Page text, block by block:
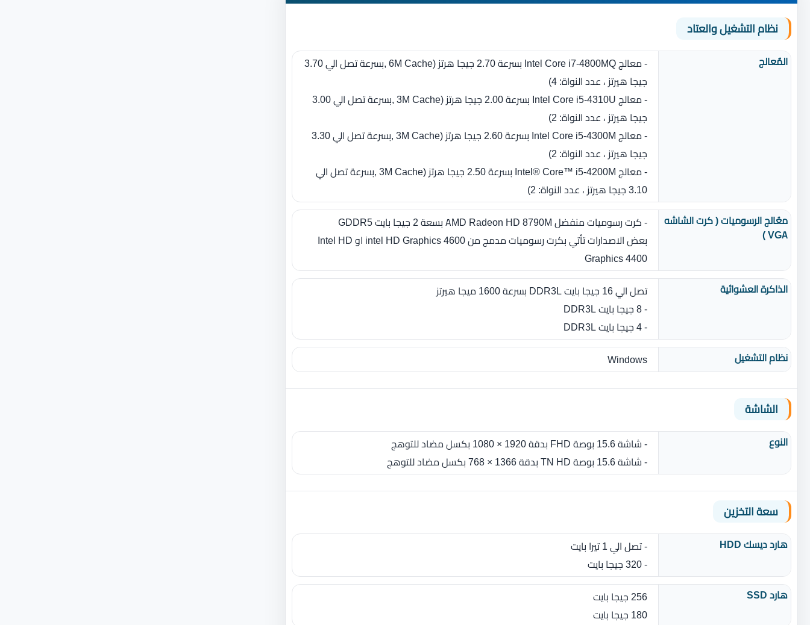
نظام التشغيل والعتاد
المٌعالج
- معالج Intel Core i7-4800MQ بسرعة 2.70 جيجا هرتز ‏(‏6M Cache ‏,بسرعة تصل الي 3.70
جيجا هيرتز ،‏ عدد النواة‏:‏ 4)
- معالج Intel Core i5-4310U بسرعة 2.00 جيجا هرتز ‏(‏3M Cache ‏,بسرعة تصل الي 3.00
جيجا هيرتز ،‏ عدد النواة‏:‏ 2)
- معالج Intel Core i5-4300M بسرعة 2.60 جيجا هرتز ‏(‏3M Cache ‏,بسرعة تصل الي 3.30
جيجا هيرتز ،‏ عدد النواة‏:‏ 2)
- معالج Intel® Core™ i5-4200M بسرعة 2.50 جيجا هرتز ‏(‏3M Cache ‏,بسرعة تصل الي
3.10 جيجا هيرتز ،‏ عدد النواة‏:‏ 2)
معُالج الرسوميات ( كرت الشاشه
VGA )
- كرت رسوميات منفضل AMD Radeon HD 8790M بسعة 2 جيجا بايت GDDR5
بعض الاصدارات تأتي بكرت رسوميات مدمج من intel HD Graphics 4600 او Intel HD
Graphics 4400
الذاكرة العشوائية
تصل الي 16 جيجا بايت DDR3L بسرعة 1600 ميجا هيرتز
- 8 جيجا بايت DDR3L
- 4 جيجا بايت DDR3L
نظام التشغيل
Windows
الشاشة
النوع
- شاشة 15.6 بوصة FHD بدقة 1920 × 1080 بكسل مضاد للتوهج
- شاشة 15.6 بوصة TN HD بدقة 1366 × 768 بكسل مضاد للتوهج
سعة التخزين
هارد ديسك HDD
- تصل الي 1 تيرا بايت
- 320 جيجا بايت
هارد SSD
256 جيجا بايت
180 جيجا بايت